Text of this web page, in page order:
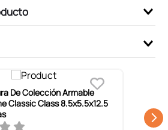
De Colección Armable
Classic Class 8.5x5.5x12.5